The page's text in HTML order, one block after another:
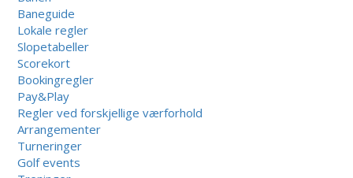
Baneguide
Lokale regler
Slopetabeller
Scorekort
Bookingregler
Pay&Play
Regler ved forskjellige værforhold
Arrangementer
Turneringer
Golf events